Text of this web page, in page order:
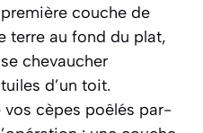
couche de
terre au fond du plat,
chevaucher
d’un toit.
cèpes poêlés par-